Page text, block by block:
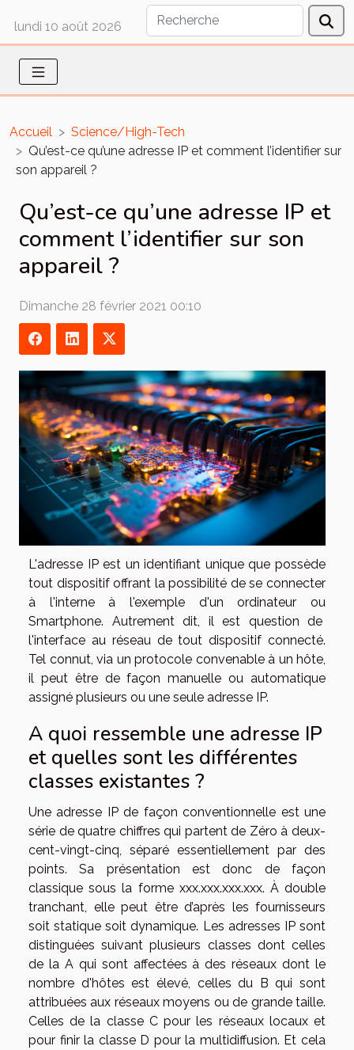
lundi 10 août 2026
Accueil
Science/High-Tech
Qu’est-ce qu’une adresse IP et comment l’identifier sur
son appareil ?
Qu’est-ce qu’une adresse IP et
comment l’identifier sur son
appareil ?
Dimanche 28 février 2021 00:10
L'adresse IP est un identifiant unique que possède
tout dispositif offrant la possibilité de se connecter
à l'interne à l'exemple d'un ordinateur ou
Smartphone. Autrement dit, il est question de
l'interface au réseau de tout dispositif connecté.
Tel connut, via un protocole convenable à un hôte,
il peut être de façon manuelle ou automatique
assigné plusieurs ou une seule adresse IP.
A quoi ressemble une adresse IP
et quelles sont les différentes
classes existantes ?
Une adresse IP de façon conventionnelle est une
série de quatre chiffres qui partent de Zéro à deux-
cent-vingt-cinq, séparé essentiellement par des
points. Sa présentation est donc de façon
classique sous la forme xxx.xxx.xxx.xxx. À double
tranchant, elle peut être d’après les fournisseurs
soit statique soit dynamique. Les adresses IP sont
distinguées suivant plusieurs classes dont celles
de la A qui sont affectées à des réseaux dont le
nombre d'hôtes est élevé, celles du B qui sont
attribuées aux réseaux moyens ou de grande taille.
Celles de la classe C pour les réseaux locaux et
pour finir la classe D pour la multidiffusion. Et cela